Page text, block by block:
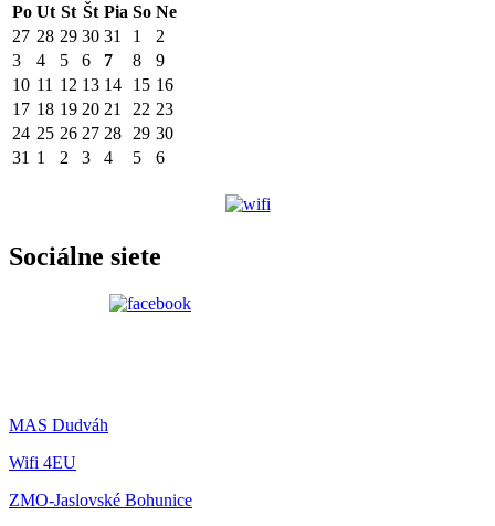
Po Ut St Št Pia So Ne
27 28 29 30 31 1
2
3
4 5 6 7 8
9
10 11 12 13 14 15 16
17 18 19 20 21 22 23
24 25 26 27 28 29 30
31 1 2 3 4 5 6
Sociálne siete
MAS Dudváh
Wifi 4EU
ZMO-Jaslovské Bohunice